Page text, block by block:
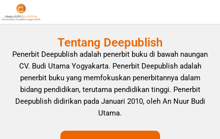
Tentang Deepublish
Penerbit Deepublish adalah penerbit buku di bawah naungan
CV. Budi Utama Yogyakarta. Penerbit Deepublish adalah
penerbit buku yang memfokuskan penerbitannya dalam
bidang pendidikan, terutama pendidikan tinggi. Penerbit
Deepublish didirikan pada Januari 2010, oleh An Nuur Budi
Utama.